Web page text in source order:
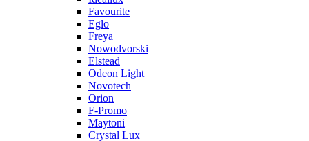
Favourite
Eglo
Freya
Nowodvorski
Elstead
Odeon Light
Novotech
Orion
F-Promo
Maytoni
Crystal Lux